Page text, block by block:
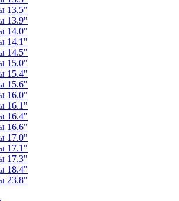
13.5"
13.9"
14.0"
14.1"
14.5"
15.0"
15.4"
15.6"
16.0"
16.1"
16.4"
16.6"
17.0"
17.1"
17.3"
18.4"
23.8"